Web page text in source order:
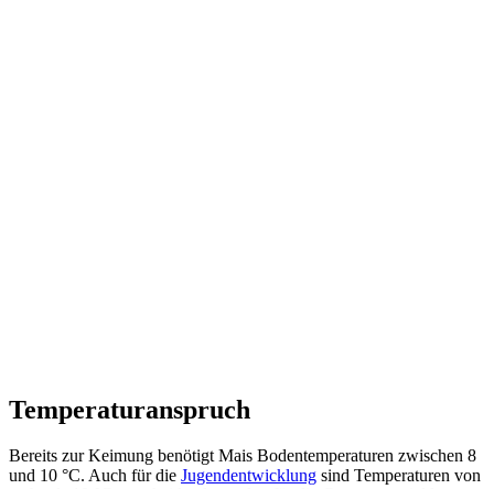
Temperaturanspruch
Bereits zur Keimung benötigt Mais Bodentemperaturen zwischen 8
und 10 °C. Auch für die Jugendentwicklung sind Temperaturen von